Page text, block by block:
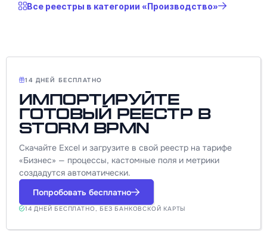
Все реестры в категории «Производство»
14 ДНЕЙ БЕСПЛАТНО
Импортируйте
готовый реестр в
Storm BPMN
Скачайте Excel и загрузите в свой реестр на тарифе
«Бизнес» — процессы, кастомные поля и метрики
создадутся автоматически.
Попробовать бесплатно
14 ДНЕЙ БЕСПЛАТНО, БЕЗ БАНКОВСКОЙ КАРТЫ